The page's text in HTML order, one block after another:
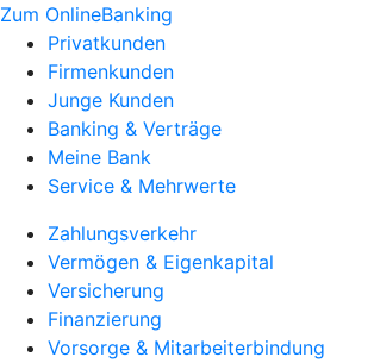
Zum OnlineBanking
Privatkunden
Firmenkunden
Junge Kunden
Banking & Verträge
Meine Bank
Service & Mehrwerte
Zahlungsverkehr
Vermögen & Eigenkapital
Versicherung
Finanzierung
Vorsorge & Mitarbeiterbindung